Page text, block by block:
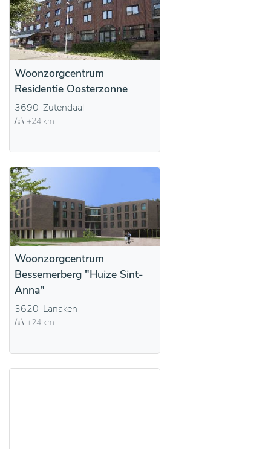
Woonzorgcentrum
Residentie Oosterzonne
3690-Zutendaal
+24 km
Woonzorgcentrum
Bessemerberg "Huize Sint-
Anna"
3620-Lanaken
+24 km